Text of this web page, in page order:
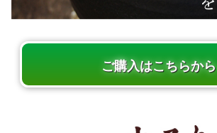
ご購入はこちらから